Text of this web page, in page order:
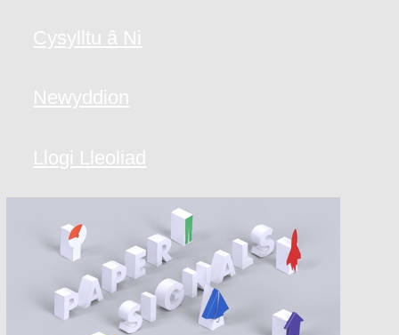
Cysylltu â Ni
Newyddion
Llogi Lleoliad